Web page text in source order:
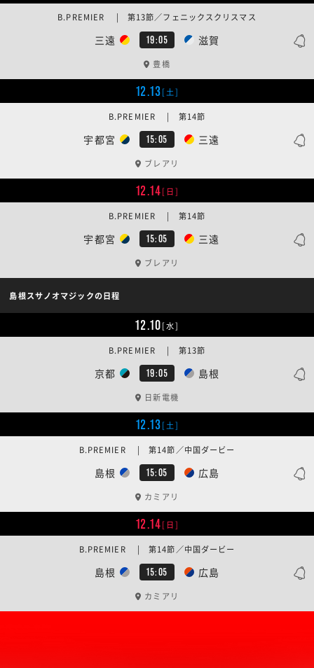
三遠 19:05 滋賀
B.PREMIER | 第13節／フェニックスクリスマス
豊橋
12.13[土]
宇都宮 15:05 三遠
B.PREMIER | 第14節
ブレアリ
12.14[日]
宇都宮 15:05 三遠
B.PREMIER | 第14節
ブレアリ
島根スサノオマジックの日程
12.10[水]
京都 19:05 島根
B.PREMIER | 第13節
日新電機
12.13[土]
島根 15:05 広島
B.PREMIER | 第14節／中国ダービー
カミアリ
12.14[日]
島根 15:05 広島
B.PREMIER | 第14節／中国ダービー
カミアリ